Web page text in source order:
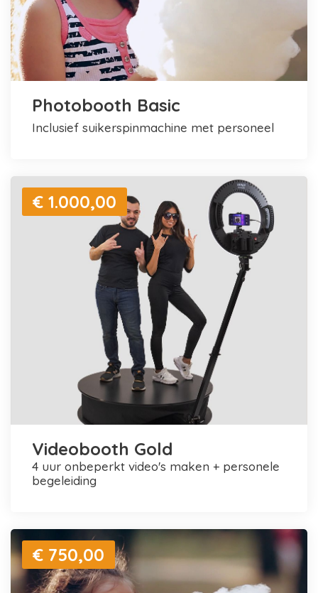
Photobooth Basic
inclusief suikerspinmachine met personeel
€ 1.000,00
Videobooth Gold
4 uur onbeperkt video's maken + personele
begeleiding
€ 750,00